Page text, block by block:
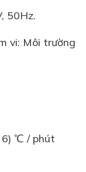
50Hz.
vi: Môi trường
6) ℃ / phút